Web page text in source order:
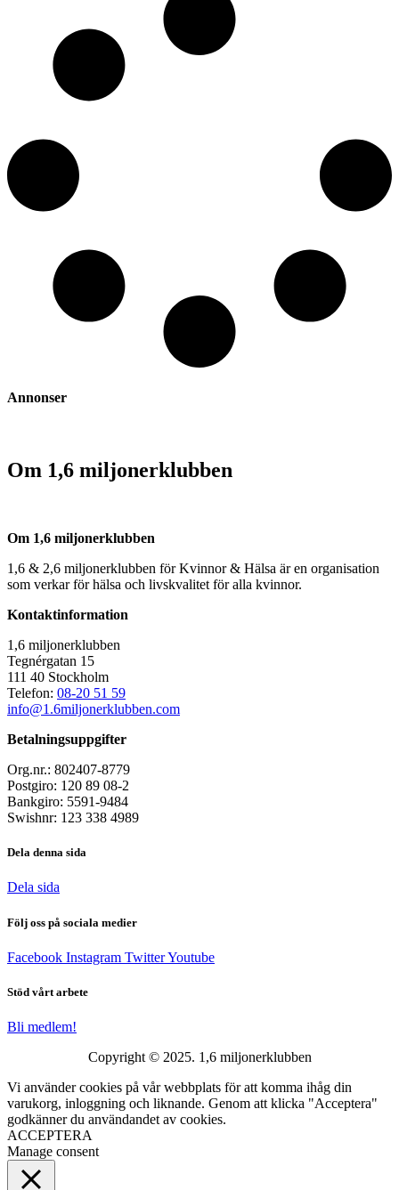
Annonser
Om 1,6 miljonerklubben
Om 1,6 miljonerklubben
1,6 & 2,6 miljonerklubben för Kvinnor & Hälsa är en organisation
som verkar för hälsa och livskvalitet för alla kvinnor.
Kontaktinformation
1,6 miljonerklubben
Tegnérgatan 15
111 40 Stockholm
Telefon: 08-20 51 59
info@1.6miljonerklubben.com
Betalningsuppgifter
Org.nr.: 802407-8779
Postgiro: 120 89 08-2
Bankgiro: 5591-9484
Swishnr: 123 338 4989
Dela denna sida
Dela sida
Följ oss på sociala medier
Facebook Instagram TwitterYoutube
Stöd vårt arbete
Bli medlem!
Copyright © 2025. 1,6 miljonerklubben
Vi använder cookies på vår webbplats för att komma ihåg din
varukorg, inloggning och liknande. Genom att klicka "Acceptera"
godkänner du användandet av cookies.
ACCEPTERA
Manage consent